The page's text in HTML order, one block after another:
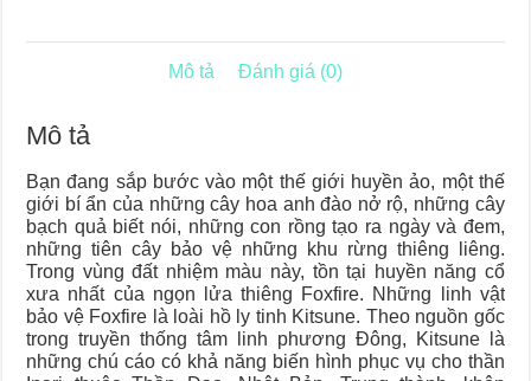
Mô tả Đánh giá (0)
Mô tả
Bạn đang sắp bước vào một thế giới huyền ảo, một thế
giới bí ẩn của những cây hoa anh đào nở rộ, những cây
bạch quả biết nói, những con rồng tạo ra ngày và đem,
những tiên cây bảo vệ những khu rừng thiêng liêng.
Trong vùng đất nhiệm màu này, tồn tại huyền năng cổ
xưa nhất của ngọn lửa thiêng Foxfire. Những linh vật
bảo vệ Foxfire là loài hồ ly tinh Kitsune. Theo nguồn gốc
trong truyền thống tâm linh phương Đông, Kitsune là
những chú cáo có khả năng biến hình phục vụ cho thần